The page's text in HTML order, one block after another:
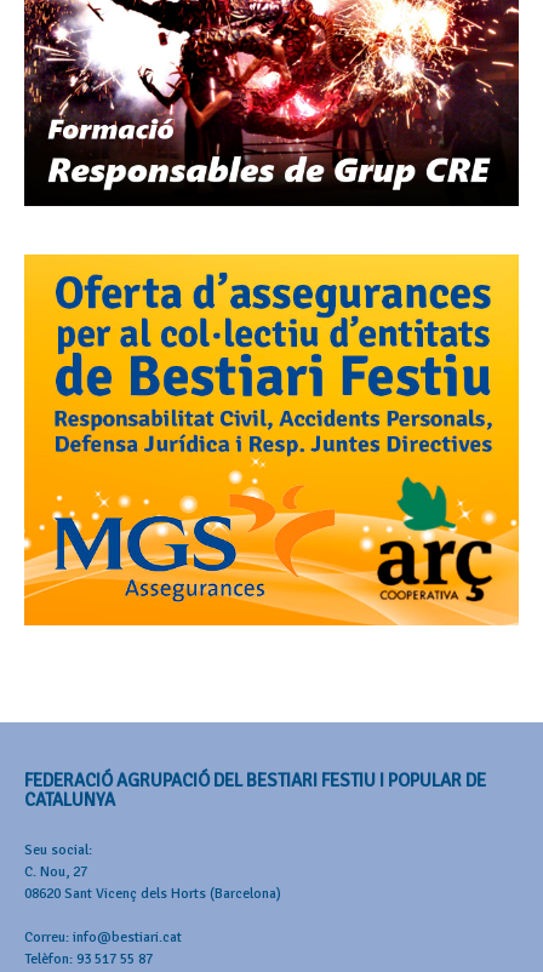
FEDERACIÓ AGRUPACIÓ DEL BESTIARI FESTIU I POPULAR DE
CATALUNYA
Seu social:
C. Nou, 27
08620 Sant Vicenç dels Horts (Barcelona)
Correu: info@bestiari.cat
Telèfon: 93 517 55 87